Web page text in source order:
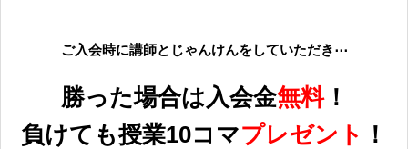
ご入会時に講師とじゃんけんをしていただき⋯
勝った場合は 入会金無料！
負けても授業10コマプレゼント ！